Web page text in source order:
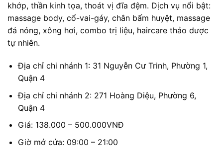
khớp, thần kinh tọa, thoát vị đĩa đệm. Dịch vụ nổi bật:
massage body, cổ-vai-gáy, chân bấm huyệt, massage
đá nóng, xông hơi, combo trị liệu, haircare thảo dược
tự nhiên.
Địa chỉ chi nhánh 1: 31 Nguyễn Cư Trinh, Phường 1,
Quận 4
Địa chỉ chi nhánh 2: 271 Hoàng Diệu, Phường 6,
Quận 4
Giá: 138.000 – 500.000VNĐ
Giờ mở cửa: 09:00 – 21:00